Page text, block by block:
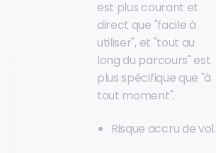
est plus courant et
direct que "facile à
utiliser", et "tout au
long du parcours" est
plus spécifique que "à
tout moment".
Risque accru de vol.